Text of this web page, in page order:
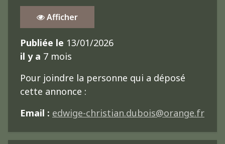
Afficher
Publiée le 13/01/2026
il y a 7 mois
Pour joindre la personne qui a déposé
cette annonce :
Email : edwige-christian.dubois@orange.fr